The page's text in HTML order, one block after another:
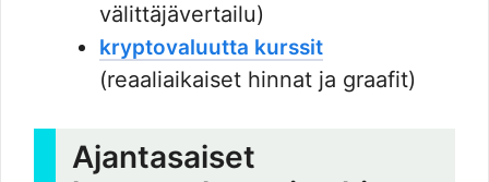
välittäjävertailu)
kryptovaluutta kurssit
(reaaliaikaiset hinnat ja graafit)
Ajantasaiset